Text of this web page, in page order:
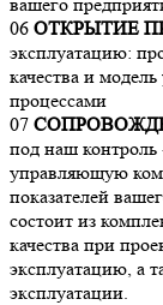
06 ОТКРЫТИЕ
эксплуатацию:
качества и
процессами
07
под наш
управляющую
показателей
состоит из
качества при
эксплуатацию, а
эксплуатации.